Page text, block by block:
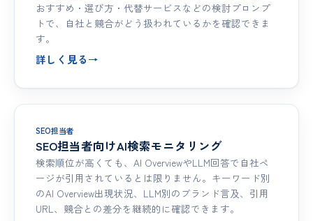
おすすめ・選び方・代替サービスなどの検討プロンプ
トで、自社と競合がどう扱われているかを確認できま
す。
詳しく見る→
SEO担当者
SEO担当者向けAI検索モニタリング
検索順位が高くても、AI OverviewやLLM回答で自社ペ
ージが引用されているとは限りません。キーワード別
のAI Overview出現状況、LLM別のブランド言及、引用
URL、競合との差分を継続的に確認できます。